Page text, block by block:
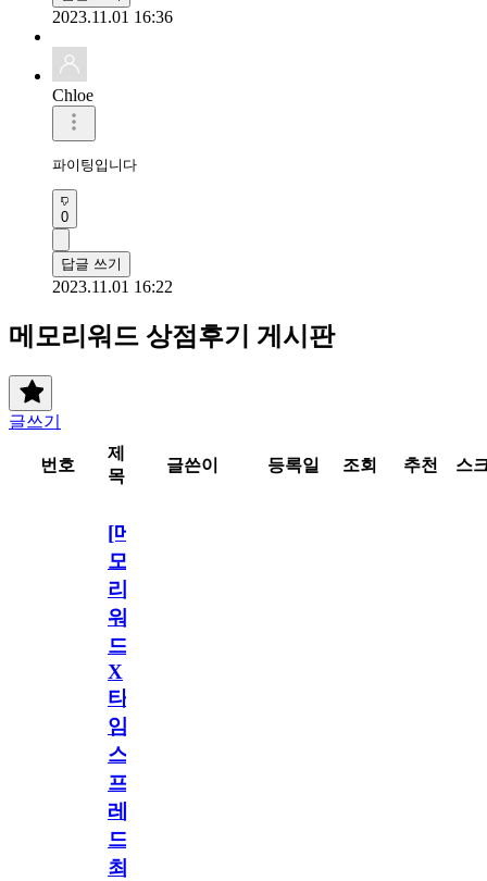
2023.11.01 16:36
Chloe
파이팅입니다
0
답글 쓰기
2023.11.01 16:22
메모리워드 상점후기 게시판
글쓰기
번호
제
목
글쓴이 등록일 조회 추천 스
[메
모
리
워
드
X
타
임
스
프
레
드]
최